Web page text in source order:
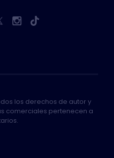
los derechos de autor y
comerciales pertenecen a